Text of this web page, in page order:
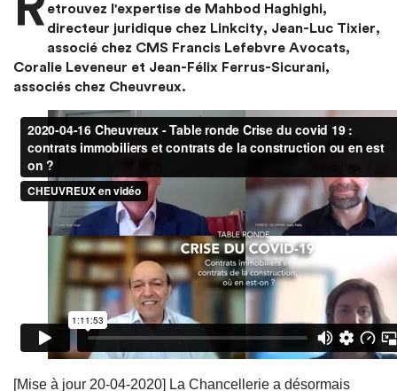
etrouvez l'expertise de Mahbod Haghighi,
directeur juridique chez Linkcity, Jean-Luc Tixier,
associé chez CMS Francis Lefebvre Avocats,
Coralie Leveneur et Jean-Félix Ferrus-Sicurani,
associés chez Cheuvreux.
[Mise à jour 20-04-2020] La Chancellerie a désormais